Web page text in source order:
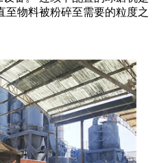
至物料被粉碎至需要的粒度之